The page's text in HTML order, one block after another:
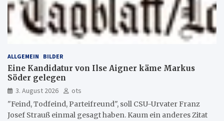
ALLGEMEIN BILDER
Eine Kandidatur von Ilse Aigner käme Markus
Söder gelegen
3. August 2026
ots
"Feind, Todfeind, Parteifreund", soll CSU-Urvater Franz
Josef Strauß einmal gesagt haben. Kaum ein anderes Zitat